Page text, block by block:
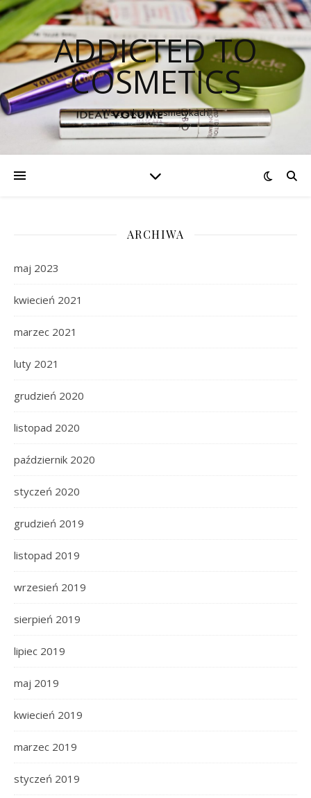
ADDICTED TO
COSMETICS
Wszystko o kosmetykach
ARCHIWA
maj 2023
kwiecień 2021
marzec 2021
luty 2021
grudzień 2020
listopad 2020
październik 2020
styczeń 2020
grudzień 2019
listopad 2019
wrzesień 2019
sierpień 2019
lipiec 2019
maj 2019
kwiecień 2019
marzec 2019
styczeń 2019